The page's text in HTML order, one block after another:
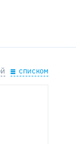
списком